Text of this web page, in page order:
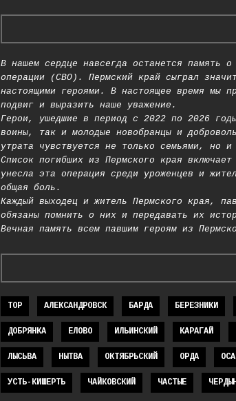
В нашем сердце навсегда останется память
операции (СВО). Пермский край сыграл
настоящими героями. В настоящее время мы
подвиг и выразить наше уважение.
Герои, ушедшие в период с 2022 по 2026
воины, так и молодые новобранцы и
утрата чувствуется не только семьями, но и
Список погибших из Пермского края
унесла эта операция среди уроженцев и
общая боль.
Каждый выходец и житель Пермского края,
обязаны помнить о них и передавать их
Вечная память всем павшим героям из
TOP АЛЕКСАНДРОВСК БАРДА БЕРЕЗНИКИ
ДОБРЯНКА ЕЛОВО ИЛЬИНСКИЙ КАРАГАЙ
ЛЫСЬВА НЫТВА ОКТЯБРЬСКИЙ ОРДА ОСА
УСТЬ-КИШЕРТЬ ЧАЙКОВСКИЙ ЧАСТЫЕ